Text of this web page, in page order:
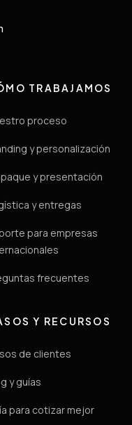
TRABAJAMOS
proceso
y personalización
y presentación
y entregas
para empresas
frecuentes
Y RECURSOS
de clientes
y guías
para cotizar mejor